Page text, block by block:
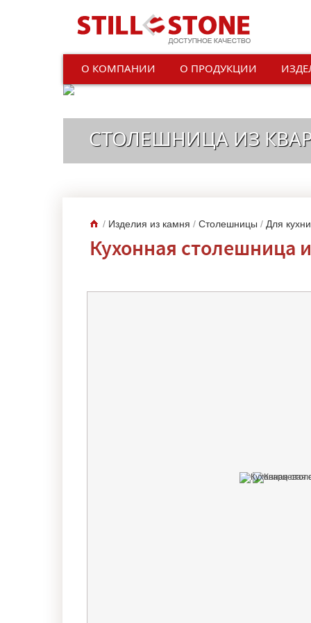
О КОМПАНИИ О ПРОДУКЦИИ
СТОЛЕШНИЦА ИЗ
/ Изделия из камня / Столешницы / Для кухни
Кухонная столешница